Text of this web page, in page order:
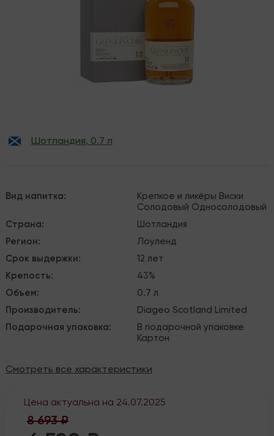
Шотландия, 0.7 л
Вид напитка: Крепкое и ликёры Виски
Солодовый Односолодовый
Страна:
Шотландия
Регион:
Лоуленд
Срок выдержки:
12 лет
Крепость:
43%
Объем:
0.7 л
Производитель:
Diageo Scotland Limited
Подарочная упаковка:
В подарочной упаковке
Картон
Смотреть все характеристики
Цена актуальна на 24.07.2025
8 693 ₽